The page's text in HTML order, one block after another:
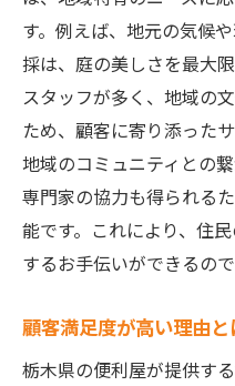
す。例えば、地元の気候
採は、庭の美しさを最大
スタッフが多く、地域の
ため、顧客に寄り添った
地域のコミュニティとの
専門家の協力も得られる
能です。これにより、住
するお手伝いができるので
顧客満足度が高い理由と
栃木県の便利屋が提供す